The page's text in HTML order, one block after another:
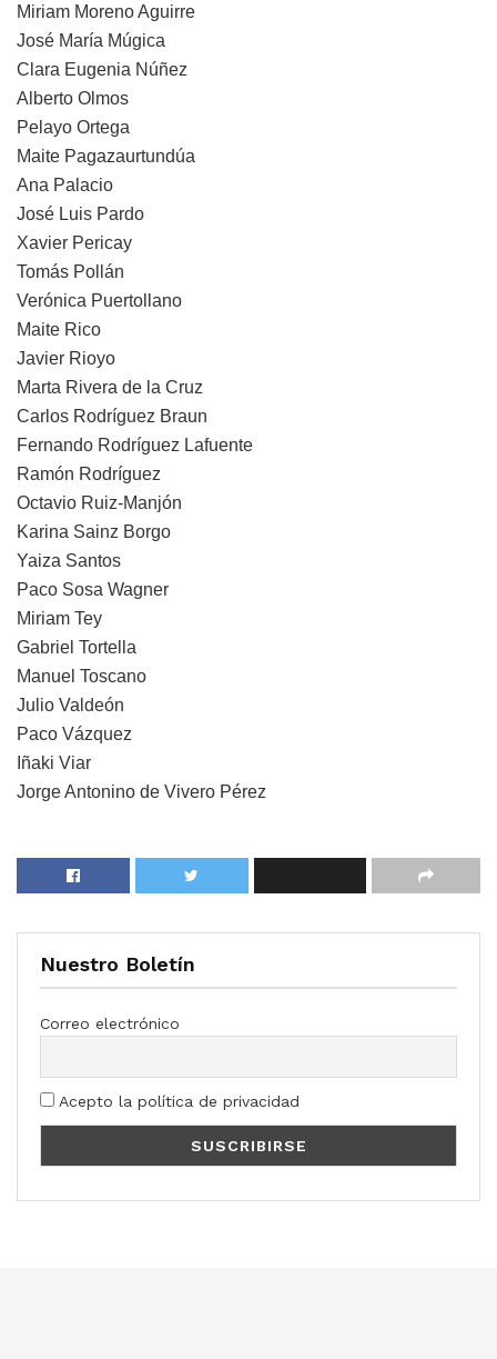
Miriam Moreno Aguirre
José María Múgica
Clara Eugenia Núñez
Alberto Olmos
Pelayo Ortega
Maite Pagazaurtundúa
Ana Palacio
José Luis Pardo
Xavier Pericay
Tomás Pollán
Verónica Puertollano
Maite Rico
Javier Rioyo
Marta Rivera de la Cruz
Carlos Rodríguez Braun
Fernando Rodríguez Lafuente
Ramón Rodríguez
Octavio Ruiz-Manjón
Karina Sainz Borgo
Yaiza Santos
Paco Sosa Wagner
Miriam Tey
Gabriel Tortella
Manuel Toscano
Julio Valdeón
Paco Vázquez
Iñaki Viar
Jorge Antonino de Vivero Pérez
Nuestro Boletín
Correo electrónico
Acepto la política de privacidad